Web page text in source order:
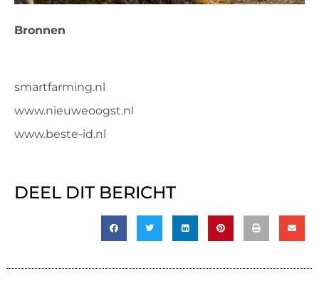
Bronnen
smartfarming.nl
www.nieuweoogst.nl
www.beste-id.nl
DEEL DIT BERICHT